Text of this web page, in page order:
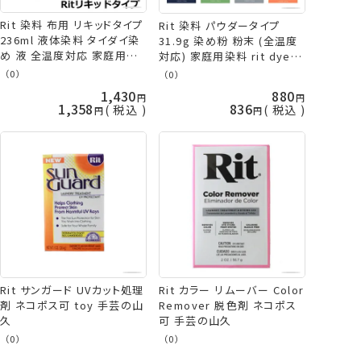
Rit 染料 布用 リキッドタイプ
236ml 液体染料 タイダイ染
め 液 全温度対応 家庭用染
料 rit dye リット 液体 Rit染
（0）
1,430
1,358 税込
Rit 染料 パウダータイプ
31.9g 染め粉 粉末 (全温度
対応) 家庭用染料 rit dye タ
イダイ染め 衣類 リット 布用
（0）
880
836 税込
Rit サンガード UVカット処理
剤 ネコポス可 toy 手芸の山
久
（0）
Rit カラー リムーバー Color
Remover 脱色剤 ネコポス
可 手芸の山久
（0）